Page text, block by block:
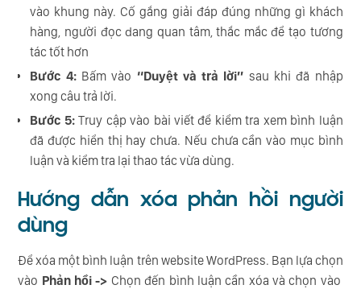
vào khung này. Cố gắng giải đáp đúng những gì khách
hàng, người đọc dang quan tâm, thắc mắc để tạo tương
tác tốt hơn
Bước 4:Bấm vào “Duyệt và trả lời” sau khi đã nhập
xong câu trả lời.
Bước 5:Truy cập vào bài viết để kiểm tra xem bình luận
đã được hiển thị hay chưa. Nếu chưa cần vào mục bình
luận và kiểm tra lại thao tác vừa dùng.
Hướng dẫn xóa phản hồi người
dùng
Để xóa một bình luận trên website WordPress. Bạn lựa chọn
vào Phản hồi -> Chọn đến bình luận cần xóa và chọn vào